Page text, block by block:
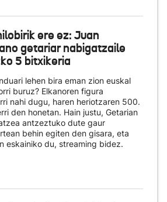
ere ez: Juan
getariar nabigatzaile
5 bitxikeria
lehen bira eman zion euskal
buruz? Elkanoren figura
nahi dugu, haren heriotzaren 500.
den honetan. Hain justu, Getarian
antzeztuko dute gaur
behin egiten den gisara, eta
eskainiko du, streaming bidez.